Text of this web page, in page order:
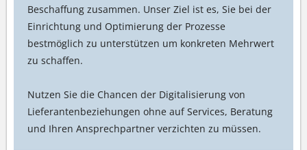
Beschaffung zusammen. Unser Ziel ist es, Sie bei der
Einrichtung und Optimierung der Prozesse
bestmöglich zu unterstützen um konkreten Mehrwert
zu schaffen.
Nutzen Sie die Chancen der Digitalisierung von
Lieferantenbeziehungen ohne auf Services, Beratung
und Ihren Ansprechpartner verzichten zu müssen.